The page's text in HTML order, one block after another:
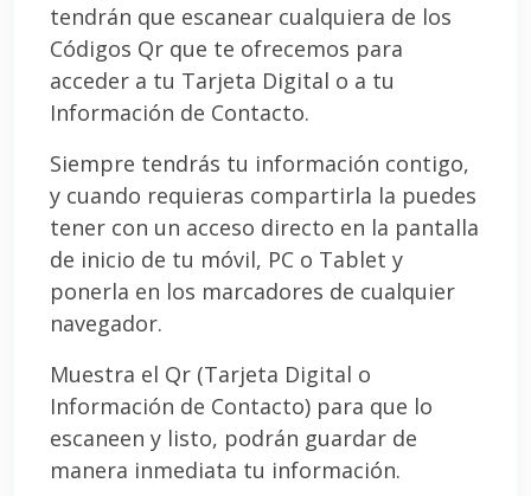
tendrán que escanear cualquiera de los
Códigos Qr que te ofrecemos para
acceder a tu Tarjeta Digital o a tu
Información de Contacto.
Siempre tendrás tu información contigo,
y cuando requieras compartirla la puedes
tener con un acceso directo en la pantalla
de inicio de tu móvil, PC o Tablet y
ponerla en los marcadores de cualquier
navegador.
Muestra el Qr (Tarjeta Digital o
Información de Contacto) para que lo
escaneen y listo, podrán guardar de
manera inmediata tu información.